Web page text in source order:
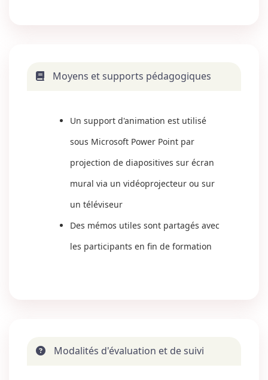
Moyens et supports pédagogiques
Un support d'animation est utilisé
sous Microsoft Power Point par
projection de diapositives sur écran
mural via un vidéoprojecteur ou sur
un téléviseur
Des mémos utiles sont partagés avec
les participants en fin de formation
Modalités d'évaluation et de suivi